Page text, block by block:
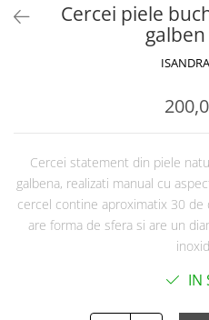
Cercei piele
Cercei statement din piele
galbena, realizati manual cu
cercel contine aproximatix 30
are forma de sfera si are un
IN